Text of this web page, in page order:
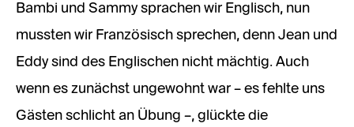
Bambi und Sammy sprachen wir Englisch, nun
mussten wir Französisch sprechen, denn Jean und
Eddy sind des Englischen nicht mächtig. Auch
wenn es zunächst ungewohnt war – es fehlte uns
Gästen schlicht an Übung –, glückte die